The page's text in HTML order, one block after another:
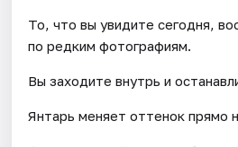
То, что вы увидите сегодня,
по редким фотографиям.
Вы заходите внутрь и
Янтарь меняет оттенок прямо